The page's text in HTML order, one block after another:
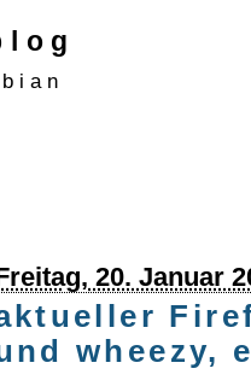
20. Januar
wheezy,